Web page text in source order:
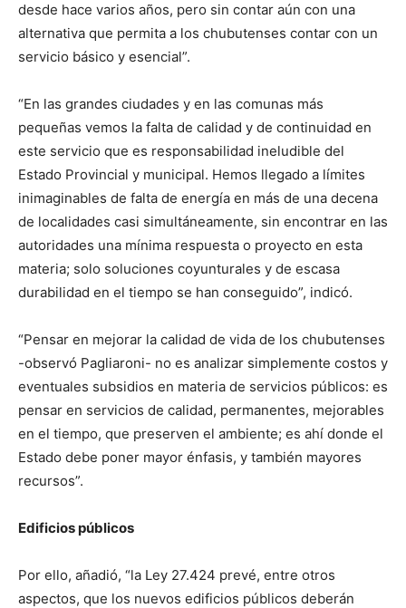
desde hace varios años, pero sin contar aún con una
alternativa que permita a los chubutenses contar con un
servicio básico y esencial”.
“En las grandes ciudades y en las comunas más
pequeñas vemos la falta de calidad y de continuidad en
este servicio que es responsabilidad ineludible del
Estado Provincial y municipal. Hemos llegado a límites
inimaginables de falta de energía en más de una decena
de localidades casi simultáneamente, sin encontrar en las
autoridades una mínima respuesta o proyecto en esta
materia; solo soluciones coyunturales y de escasa
durabilidad en el tiempo se han conseguido”, indicó.
“Pensar en mejorar la calidad de vida de los chubutenses
-observó Pagliaroni- no es analizar simplemente costos y
eventuales subsidios en materia de servicios públicos: es
pensar en servicios de calidad, permanentes, mejorables
en el tiempo, que preserven el ambiente; es ahí donde el
Estado debe poner mayor énfasis, y también mayores
recursos”.
Edificios públicos
Por ello, añadió, “la Ley 27.424 prevé, entre otros
aspectos, que los nuevos edificios públicos deberán